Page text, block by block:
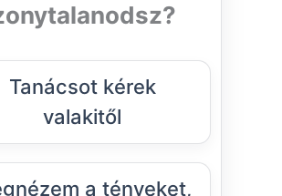
Tanácsot kérek
valakitől
a tényeket,